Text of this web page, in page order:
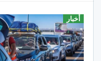
أخبار